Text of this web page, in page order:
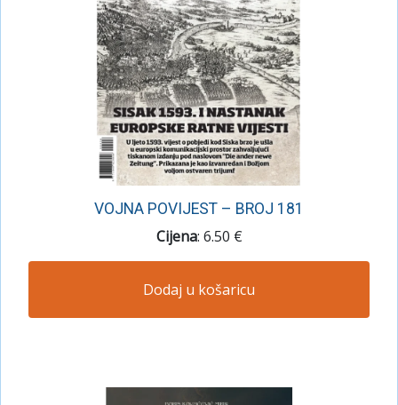
VOJNA POVIJEST – BROJ 181
Cijena: 6.50 €
Dodaj u košaricu